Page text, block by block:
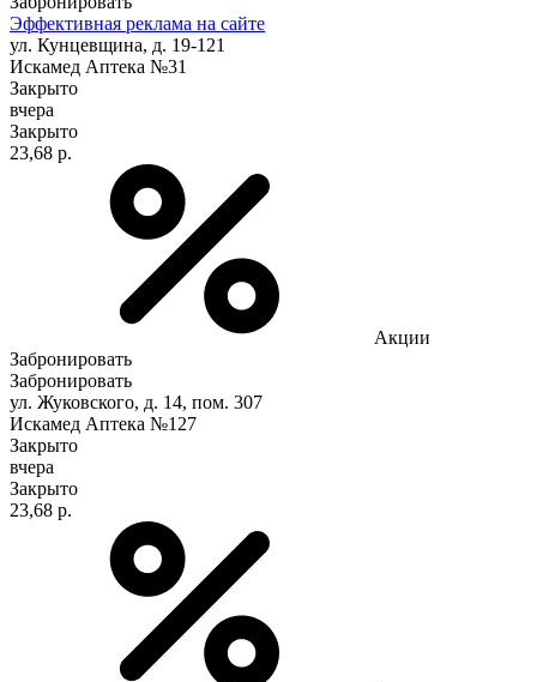
Эффективная реклама на сайте
ул. Кунцевщина, д. 19-121
Искамед Аптека №31
Закрыто
вчера
Закрыто
23,68 р.
Акции
Забронировать
Забронировать
ул. Жуковского, д. 14, пом. 307
Искамед Аптека №127
Закрыто
вчера
Закрыто
23,68 р.